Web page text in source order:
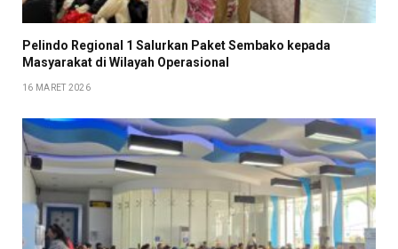
Pelindo Regional 1 Salurkan Paket Sembako kepada
Masyarakat di Wilayah Operasional
16 MARET 2026